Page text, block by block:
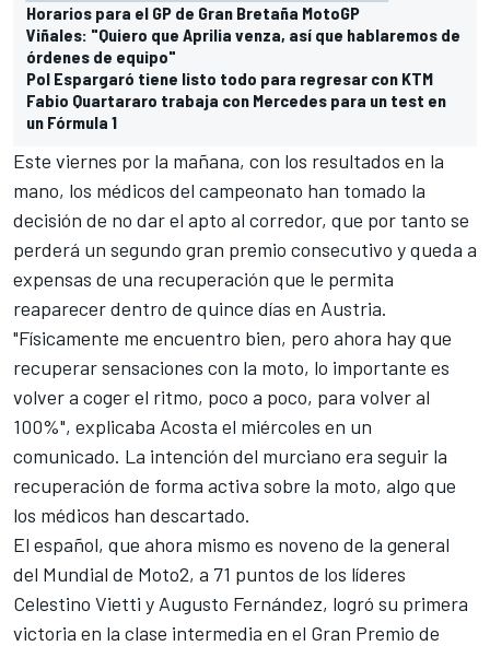
Horarios para el GP de Gran Bretaña MotoGP
Viñales: "Quiero que Aprilia venza, así que hablaremos de
órdenes de equipo"
Pol Espargaró tiene listo todo para regresar con KTM
Fabio Quartararo trabaja con Mercedes para un test en
un Fórmula 1
Este viernes por la mañana, con los resultados en la
mano, los médicos del campeonato han tomado la
decisión de no dar el apto al corredor, que por tanto se
perderá un segundo gran premio consecutivo y queda a
expensas de una recuperación que le permita
reaparecer dentro de quince días en Austria.
"Físicamente me encuentro bien, pero ahora hay que
recuperar sensaciones con la moto, lo importante es
volver a coger el ritmo, poco a poco, para volver al
100%", explicaba Acosta el miércoles en un
comunicado. La intención del murciano era seguir la
recuperación de forma activa sobre la moto, algo que
los médicos han descartado.
El español, que ahora mismo es noveno de la general
del Mundial de Moto2, a 71 puntos de los líderes
Celestino Vietti y Augusto Fernández, logró su primera
victoria en la clase intermedia en el Gran Premio de